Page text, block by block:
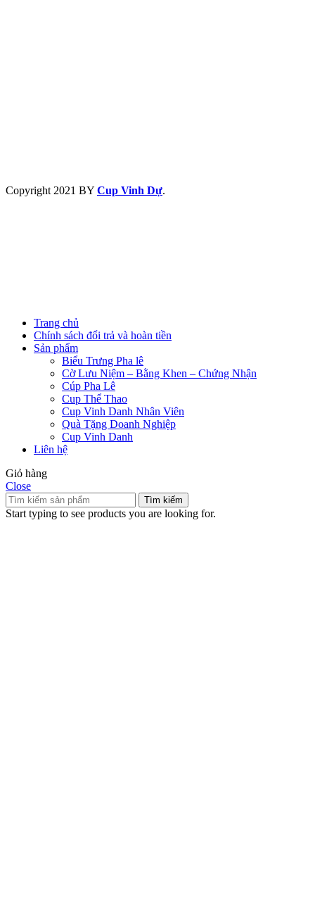
Copyright 2021 BY Cup Vinh Dự.
Trang chủ
Chính sách đổi trả và hoàn tiền
Sản phẩm
Biểu Trưng Pha lê
Cờ Lưu Niệm – Bằng Khen – Chứng Nhận
Cúp Pha Lê
Cup Thể Thao
Cup Vinh Danh Nhân Viên
Quà Tặng Doanh Nghiệp
Cup Vinh Danh
Liên hệ
Giỏ hàng
Close
Tìm kiếm
Start typing to see products you are looking for.